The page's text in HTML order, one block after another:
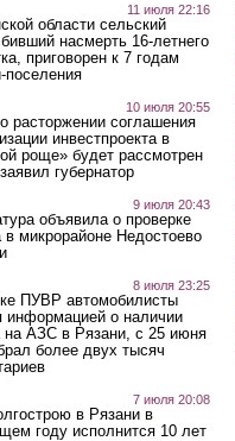
11 июля 22:16
области сельский
насмерть 16-летнего
приговорен к 7 годам
поселения
10 июля 20:55
расторжении соглашения
инвестпроекта в
роще» будет рассмотрен
губернатор
9 июля 20:43
объявила о проверке
в микрорайоне Недостоево
8 июля 23:25
ПУВР автомобилисты
информацией о наличии
на АЗС в Рязани, с 25 июня
более двух тысяч
7 июля 20:08
в Рязани в
году исполнится 10 лет